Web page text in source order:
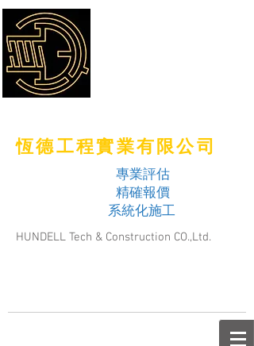
恆德工程實業有限公司
專業評估
精確報價
系統化施工
HUNDELL Tech & Construction CO.,Ltd.